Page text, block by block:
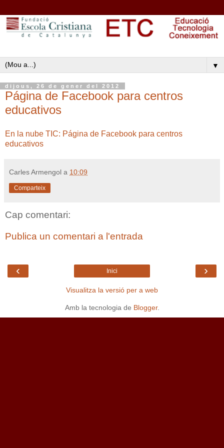
▼
dijous, 26 de gener del 2012
Página de Facebook para centros
educativos
En la nube TIC: Página de Facebook para centros
educativos
Carles Armengol a 10:09
Comparteix
Cap comentari:
Publica un comentari a l'entrada
‹ ›
Inici
Visualitza la versió per a web
Amb la tecnologia de Blogger.